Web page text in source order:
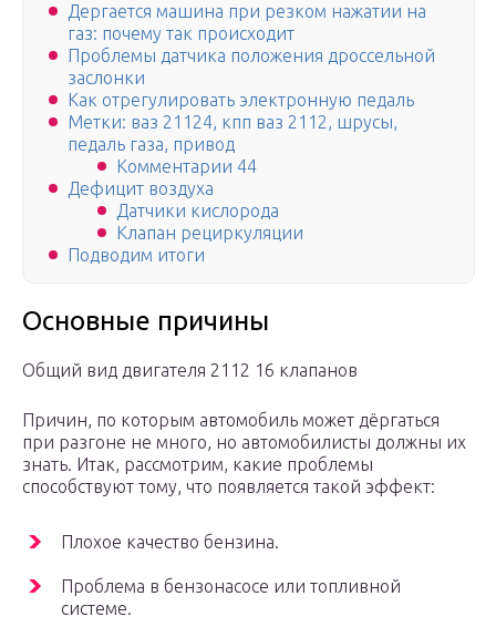
Дергается машина при резком нажатии на
газ: почему так происходит
Проблемы датчика положения дроссельной
заслонки
Как отрегулировать электронную педаль
Метки: ваз 21124, кпп ваз 2112, шрусы,
педаль газа, привод
Комментарии 44
Дефицит воздуха
Датчики кислорода
Клапан рециркуляции
Подводим итоги
Основные причины
Общий вид двигателя 2112 16 клапанов
Причин, по которым автомобиль может дёргаться
при разгоне не много, но автомобилисты должны их
знать. Итак, рассмотрим, какие проблемы
способствуют тому, что появляется такой эффект:
Плохое качество бензина.
Проблема в бензонасосе или топливной
системе.